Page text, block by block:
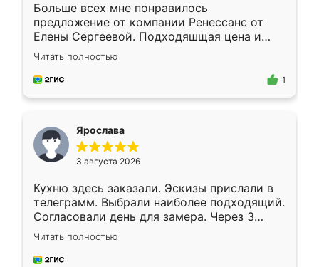
Больше всех мне понравилось
предложение от компании Ренессанс от
Елены Сергеевой. Подходяшщая цена и
короткие сроки изготовления. Приехавший
для замера сотрудник Владислав
предложил по моему эскизу самый
Читать полностью
1
Ярослава
3 августа 2026
Кухню здесь заказали. Эскизы прислали в
телеграмм. Выбрали наиболее подходящий.
Согласовали день для замера. Через 3
недели кухня была уже готова. Остались
довольны работой. Спасибо Ренессанс
мебель за качественную работу!
Читать полностью